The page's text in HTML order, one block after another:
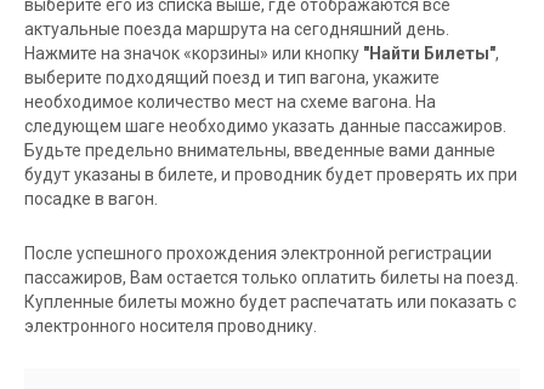
выберите его из списка выше, где отображаются все
актуальные поезда маршрута на сегодняшний день.
Нажмите на значок «корзины» или кнопку "Найти Билеты",
выберите подходящий поезд и тип вагона, укажите
необходимое количество мест на схеме вагона. На
следующем шаге необходимо указать данные пассажиров.
Будьте предельно внимательны, введенные вами данные
будут указаны в билете, и проводник будет проверять их при
посадке в вагон.
После успешного прохождения электронной регистрации
пассажиров, Вам остается только оплатить билеты на поезд.
Купленные билеты можно будет распечатать или показать с
электронного носителя проводнику.